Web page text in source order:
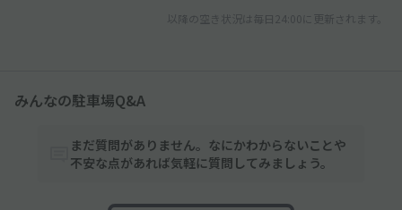
以降の空き状況は毎日24:00に更新されます。
みんなの駐車場Q&A
まだ質問がありません。なにかわからないことや
不安な点があれば気軽に質問してみましょう。